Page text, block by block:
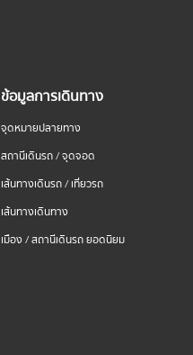
ข้อมูลการเดินทาง
จุดหมายปลายทาง
สถานีเดินรถ / จุดจอด
เส้นทางเดินรถ / เที่ยวรถ
เส้นทางเดินทาง
เมือง / สถานีเดินรถ ยอดนิยม